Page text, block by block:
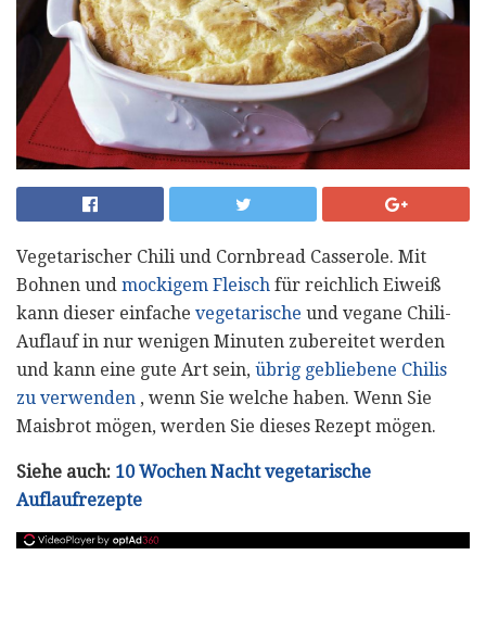
Vegetarischer Chili und Cornbread Casserole. Mit
Bohnen und mockigem Fleisch für reichlich Eiweiß
kann dieser einfache vegetarische und vegane Chili-
Auflauf in nur wenigen Minuten zubereitet werden
und kann eine gute Art sein, übrig gebliebene Chilis
zu verwenden , wenn Sie welche haben. Wenn Sie
Maisbrot mögen, werden Sie dieses Rezept mögen.
Siehe auch: 10 Wochen Nacht vegetarische
Auflaufrezepte